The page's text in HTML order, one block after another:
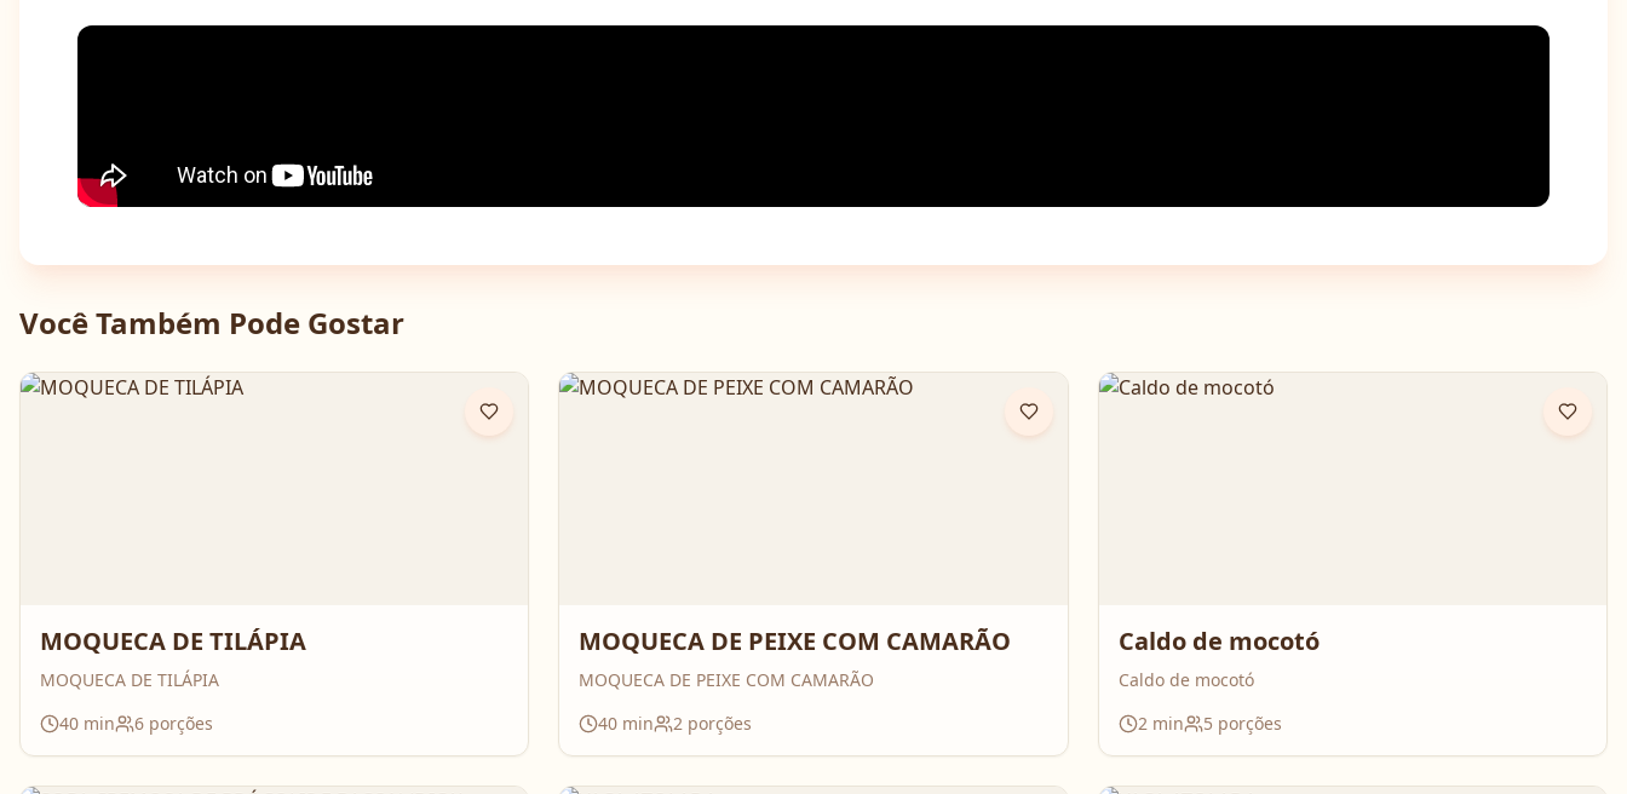
Você Também Pode Gostar
MOQUECA DE TILÁPIA
MOQUECA DE TILÁPIA
40 min 6 porções
MOQUECA DE PEIXE COM CAMARÃO
MOQUECA DE PEIXE COM CAMARÃO
40 min 2 porções
Caldo de mocotó
Caldo de mocotó
2min 5porções